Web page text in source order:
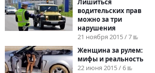
Лишиться
водительских прав
можно за три
нарушения
21 ноября 2015 / 7
Женщина за рулем:
мифы и реальность
22 июня 2015 / 6